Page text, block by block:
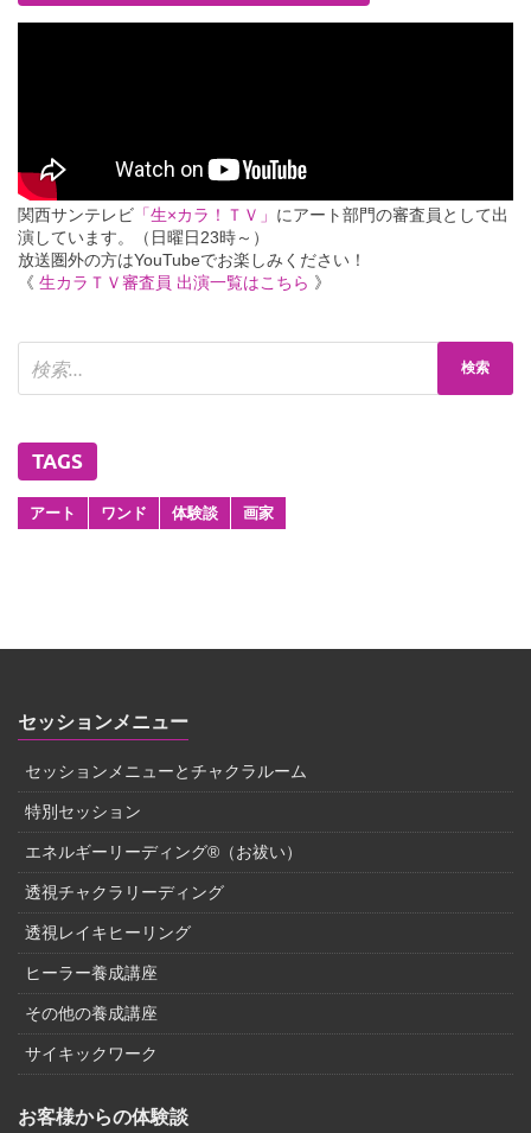
関西サンテレビ 「生×カラ！ＴＶ」 にアート部門の審査員として出
演しています。（日曜日23時～）
放送圏外の方はYouTubeでお楽しみください！
《 生カラＴＶ審査員 出演一覧はこちら 》
TAGS
アート ワンド 体験談 画家
セッションメニュー
セッションメニューとチャクラルーム
特別セッション
エネルギーリーディング®（お祓い）
透視チャクラリーディング
透視レイキヒーリング
ヒーラー養成講座
その他の養成講座
サイキックワーク
お客様からの体験談